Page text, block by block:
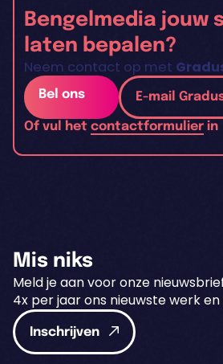
Bengelmedia jouw
laten bepalen?
Neem contact op met
Bel ons E-mail
Of vul het contactformulier in
Mis niks
Meld je aan voor onze
4x per jaar ons nieuwste werk
Inschrijven